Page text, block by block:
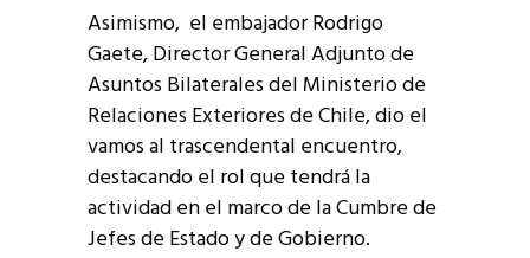
Asimismo, el embajador Rodrigo
Gaete, Director General Adjunto de
Asuntos Bilaterales del Ministerio de
Relaciones Exteriores de Chile, dio el
vamos al trascendental encuentro,
destacando el rol que tendrá la
actividad en el marco de la Cumbre de
Jefes de Estado y de Gobierno.